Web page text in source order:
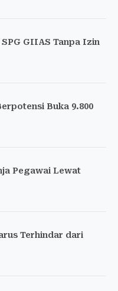
GIIAS Tanpa Izin
Buka 9.800
Pegawai Lewat
Terhindar dari